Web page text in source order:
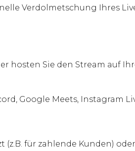
Verdolmetschung Ihres
hosten Sie den Stream auf
Google Meets, Instagram
für zahlende Kunden)